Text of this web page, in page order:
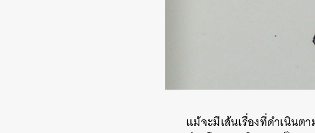
แม้จะมีเส้นเรื่องที่ดำเนินต